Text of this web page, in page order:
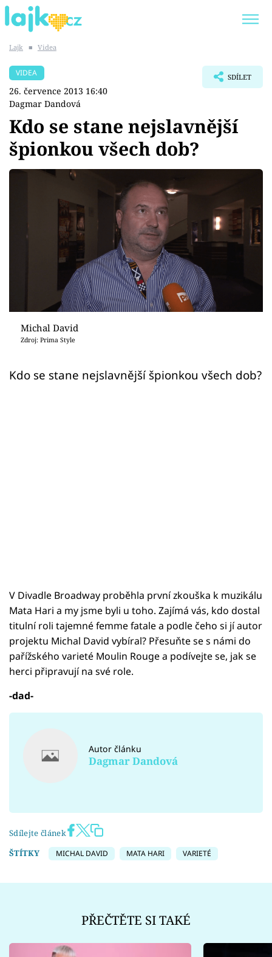
SHOPAHOLICADEL
Témata
Showbyznys
Youtubeři
Sex a vztahy
Videa
Sledujte prima+
Přihlášení
Lajk ■ Videa
VIDEA
26. července 2013 16:40
Dagmar Dandová
SDÍLET
Kdo se stane nejslavnější
špionkou všech dob?
Michal David
Zdroj: Prima Style
Kdo se stane nejslavnější špionkou všech dob?
V Divadle Broadway proběhla první zkouška k muzikálu
Mata Hari a my jsme byli u toho. Zajímá vás, kdo dostal
titulní roli tajemné femme fatale a podle čeho si jí autor
projektu Michal David vybíral? Přesuňte se s námi do
pařížského varieté Moulin Rouge a podívejte se, jak se
herci připravují na své role.
-dad-
Autor článku
Dagmar Dandová
Sdílejte článek
ŠTÍTKY
MICHAL DAVID MATA HARI VARIETÉ
PŘEČTĚTE SI TAKÉ